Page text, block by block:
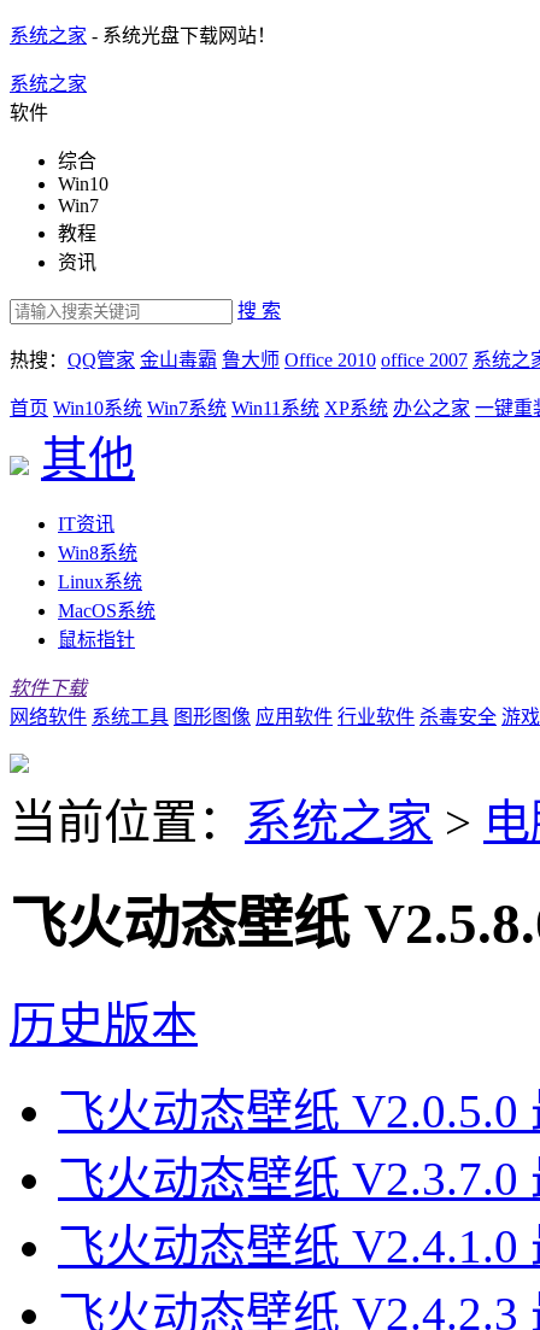
系统之家 - 系统光盘下载网站！
系统之家
软件
综合
Win10
Win7
教程
资讯
搜 索
热搜： QQ管家 金山毒霸 鲁大师 Office 2010 office 2007 系统之
首页 Win10系统 Win7系统 Win11系统 XP系统 办公之家 一键重
其他
IT资讯
Win8系统
Linux系统
MacOS系统
鼠标指针
软件下载
网络软件 系统工具 图形图像 应用软件 行业软件 杀毒安全 游
当前位置： 系统之家 >
飞火动态壁纸
历史版本
飞火动态壁纸 V2.0.5.0
飞火动态壁纸 V2.3.7.0
飞火动态壁纸 V2.4.1.0
飞火动态壁纸 V2.4.2.3